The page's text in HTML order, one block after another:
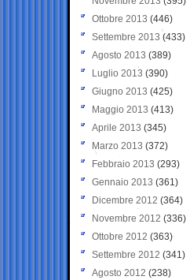
Ottobre 2013 (446)
Settembre 2013 (433)
Agosto 2013 (389)
Luglio 2013 (390)
Giugno 2013 (425)
Maggio 2013 (413)
Aprile 2013 (345)
Marzo 2013 (372)
Febbraio 2013 (293)
Gennaio 2013 (361)
Dicembre 2012 (364)
Novembre 2012 (336)
Ottobre 2012 (363)
Settembre 2012 (341)
Agosto 2012 (238)